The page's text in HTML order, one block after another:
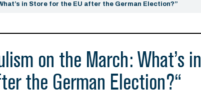
in Store for the EU after the German Election?”
on the March: What’s
the German Election?“